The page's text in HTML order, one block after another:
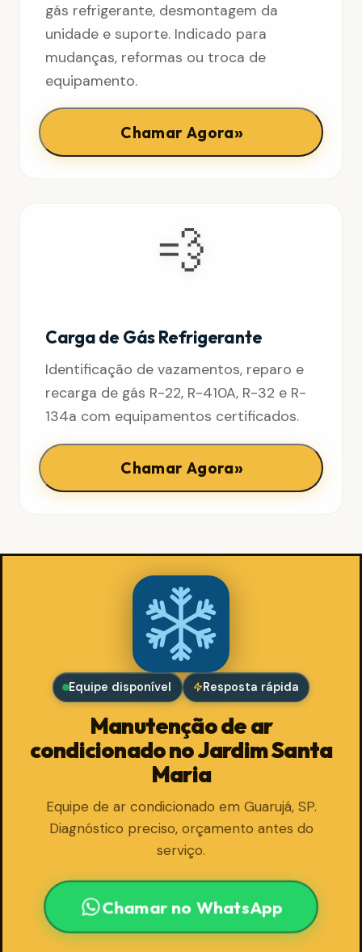
gás refrigerante, desmontagem da
unidade e suporte. Indicado para
mudanças, reformas ou troca de
equipamento.
Chamar Agora»
💨
Carga de Gás Refrigerante
Identificação de vazamentos, reparo e
recarga de gás R-22, R-410A, R-32 e R-
134a com equipamentos certificados.
Chamar Agora»
Equipe disponível Resposta rápida
Manutenção de ar
condicionado no Jardim Santa
Maria
Equipe de ar condicionado em Guarujá, SP.
Diagnóstico preciso, orçamento antes do
serviço.
Chamar no WhatsApp